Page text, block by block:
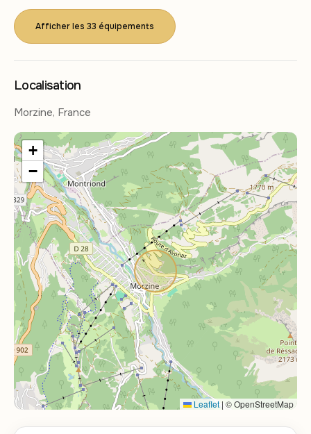
Afficher les 33 équipements
Localisation
Morzine, France
+
−
Leaflet| © OpenStreetMap